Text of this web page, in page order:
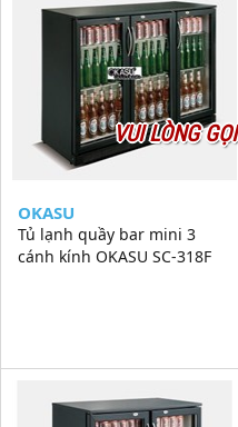
VUI LÒNG GỌI
OKASU
Tủ lạnh quầy bar mini 3
cánh kính OKASU SC-318F